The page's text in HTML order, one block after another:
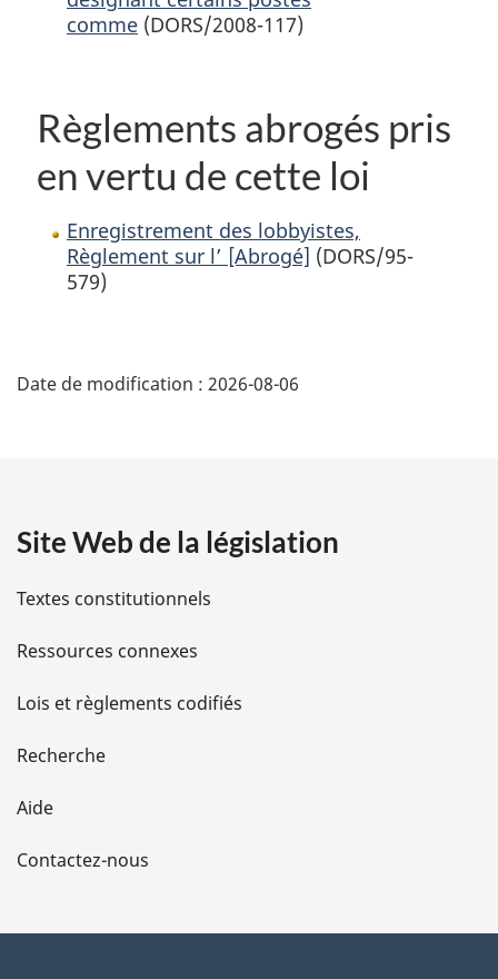
comme (DORS/2008-117)
Règlements abrogés pris
en vertu de cette loi
Enregistrement des lobbyistes,
Règlement sur l’ [Abrogé] (DORS/95-
579)
é
i
l
s
d
e
l
a
Date de modification : 2026-08-06
Site Web de la législation
Textes constitutionnels
Ressources connexes
Lois et règlements codifiés
Recherche
Aide
Contactez-nous